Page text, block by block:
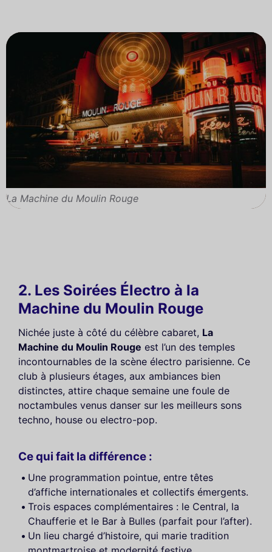
La Machine du Moulin Rouge
2. Les Soirées Électro à la
Machine du Moulin Rouge
Nichée juste à côté du célèbre cabaret, La
Machine du Moulin Rouge est l’un des temples
incontournables de la scène électro parisienne. Ce
club à plusieurs étages, aux ambiances bien
distinctes, attire chaque semaine une foule de
noctambules venus danser sur les meilleurs sons
techno, house ou electro-pop.
Ce qui fait la différence :
Une programmation pointue, entre têtes
d’affiche internationales et collectifs émergents.
Trois espaces complémentaires : le Central, la
Chaufferie et le Bar à Bulles (parfait pour l’after).
Un lieu chargé d’histoire, qui marie tradition